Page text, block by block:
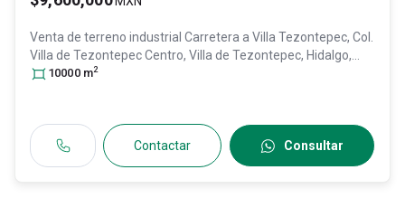
Venta de terreno industrial Carretera a Villa Tezontepec, Col.
Villa de Tezontepec Centro, Villa de Tezontepec, Hidalgo,
México, C.P. 43880
10000 m2
Contactar Consultar